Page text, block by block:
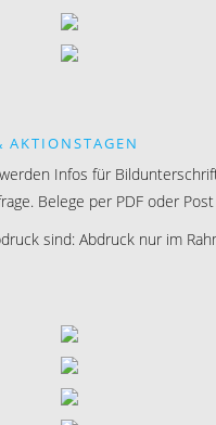
Infos für
Belege per PDF oder
sind: Abdruck nur im